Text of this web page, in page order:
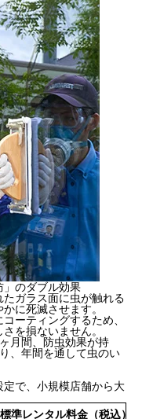
」のダブル効果
たガラス面に虫が触れる
に死滅させます。
ーティングするため、
を損ないません。
月間、防虫効果が持
、年間を通して虫のい
で、小規模店舗から大
準レンタル料金（税込）
？
アブ
生的に。ダスキン
サービス」